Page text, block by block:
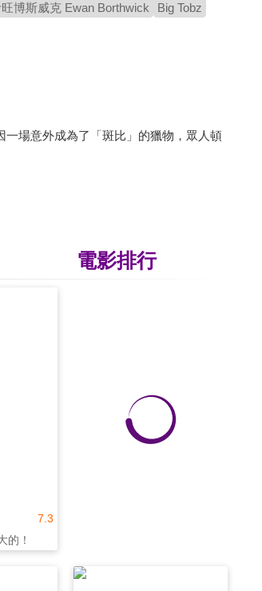
博斯威克 Ewan Borthwick Big Tobz
場意外成為了「斑比」的獵物，眾人頓
電影排行
7.3
的！